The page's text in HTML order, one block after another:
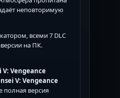
неповторимую
всеми 7 DLC
на ПК.
V: Vengeance
V: Vengeance
полная версия